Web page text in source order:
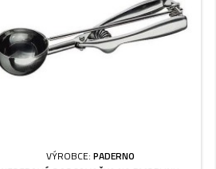
VÝROBCE: PADERNO